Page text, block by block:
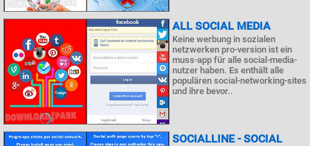
ALL SOCIAL MEDIA
Keine werbung in sozialen
netzwerken pro-version ist ein
muss-app für alle social-media-
nutzer haben. Es enthält alle
populären social-networking-sites
und ihre bevor..
SOCIALLINE - SOCIAL